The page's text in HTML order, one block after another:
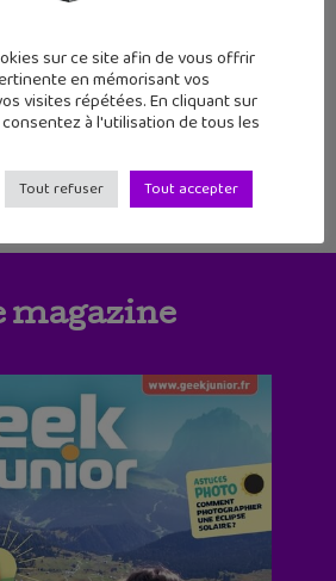
118
125 126 127 128
132
magazine
sur ce site afin de vous offrir
en mémorisant vos
visites répétées. En cliquant sur
à l'utilisation de tous les
Tout refuser Tout accepter